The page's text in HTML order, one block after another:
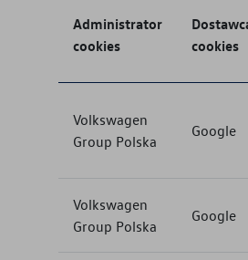
Administrator
cookies
cookies
Volkswagen
Group Polska
Google
Volkswagen
Group Polska
Google